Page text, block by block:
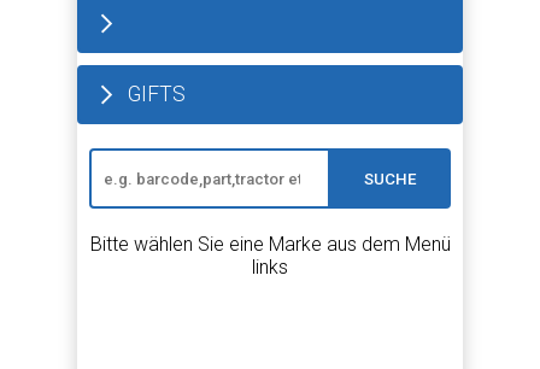
GIFTS
SUCHE
Bitte wählen Sie eine Marke aus dem Menü
links